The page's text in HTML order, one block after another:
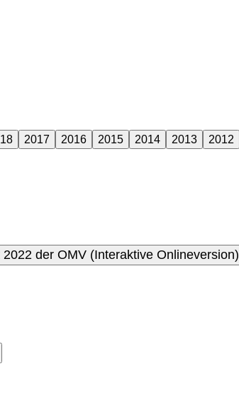
2017 2016 2015 2014 2013 2012
der OMV (Interaktive Onlineversion)